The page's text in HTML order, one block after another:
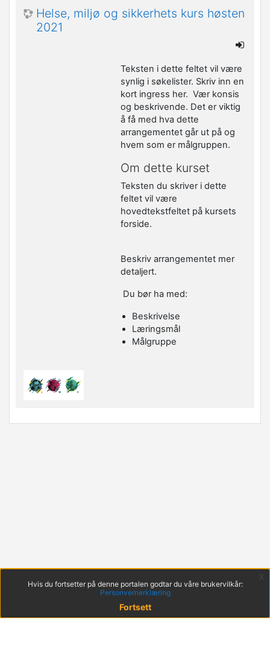
Helse, miljø og sikkerhets kurs høsten
2021
Teksten i dette feltet vil være
synlig i søkelister. Skriv inn en
kort ingress her. Vær konsis
og beskrivende. Det er viktig
å få med hva dette
arrangementet går ut på og
hvem som er målgruppen.
Om dette kurset
Teksten du skriver i dette
feltet vil være
hovedtekstfeltet på kursets
forside.
Beskriv arrangementet mer
detaljert.
Du bør ha med:
Beskrivelse
Læringsmål
Målgruppe
Hvis du fortsetter på denne portalen godtar du våre brukervilkår:
Personvernerklæring
Fortsett
x